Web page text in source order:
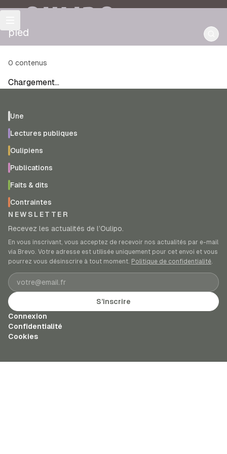
OULIPO
pied
0 contenus
Chargement…
Une
Lectures publiques
Oulipiens
Publications
Faits & dits
Contraintes
NEWSLETTER
Recevez les actualités de l’Oulipo.
En vous inscrivant, vous acceptez de recevoir nos actualités par e-mail
via Brevo. Votre adresse est utilisée uniquement pour cet envoi et vous
pourrez vous désinscrire à tout moment. Politique de confidentialité.
Adresse e-mail
S’inscrire
Connexion
Confidentialité
Cookies